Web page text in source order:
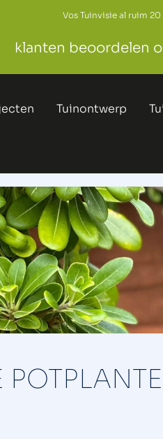
Vos Tuinvisie al ruim
klanten beoordelen
Tuinontwerp